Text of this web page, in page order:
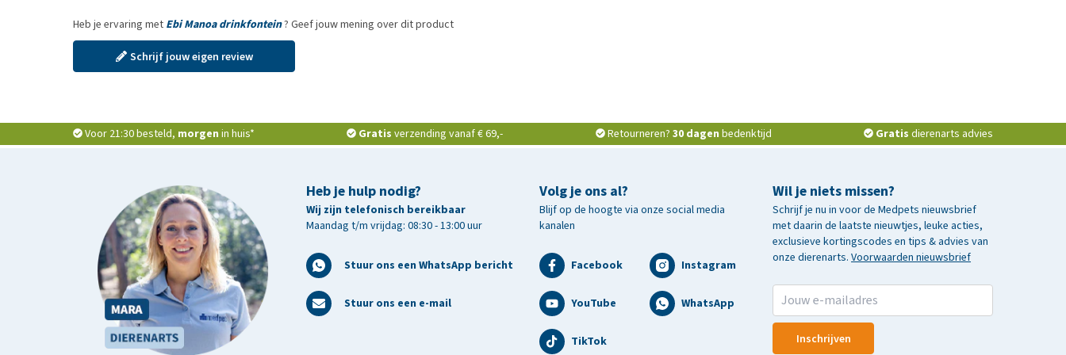
Heb je ervaring met Ebi Manoa drinkfontein? Geef jouw mening over dit product
Schrijf jouw eigen review
Voor 21:30 besteld, morgen in huis* Gratis verzending vanaf € 69,- Retourneren? 30 dagen bedenktijd Gratis dierenarts advies
Heb je hulp nodig?
Wij zijn telefonisch bereikbaar
Maandag t/m vrijdag: 08:30 - 13:00 uur
Stuur ons een WhatsApp bericht
Stuur ons een e-mail
Wil je niets missen?
Schrijf je nu in voor de Medpets nieuwsbrief
met daarin de laatste nieuwtjes, leuke acties,
exclusieve kortingscodes en tips & advies van
onze dierenarts. Voorwaarden nieuwsbrief
Inschrijven
Volg je ons al?
Blijf op de hoogte via onze social media
kanalen
Facebook Instagram
YouTube WhatsApp
TikTok